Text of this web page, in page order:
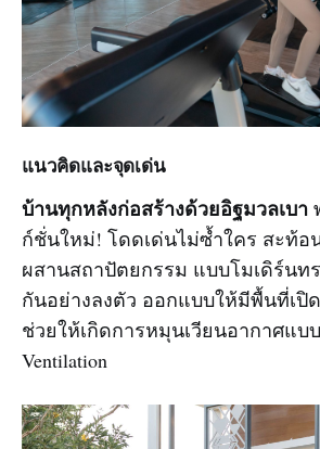
แนวคิดและจุดเด่น
บ้านทุกหลังก่อสร้างด้วยอิฐมวลเบา
ก์ชั่นใหม่! โดดเด่นไม่ซ้ำใคร สะท้อ
ผสานสถาปัตยกรรม แบบโมเดิร์นท
กันอย่างลงตัว ออกแบบให้มีพื้นที่เปิ
ช่วยให้เกิดการหมุนเวียนอากาศแบบ
Ventilation